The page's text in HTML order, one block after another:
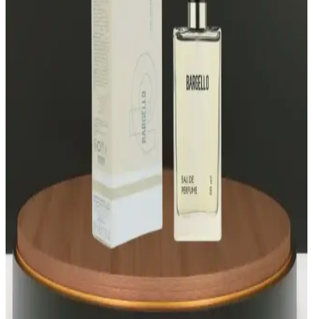
uygun seçenekler sunar. Kendi tarzınıza uygun kokuyu seçmek için
notaları ve kullanım alanlarını dikkate alın.
Aqua Di Polo 1987 Blue Erkek Parfümü – Odunsu
Ferahlık ve Gün Boyu Kalıcılık (50 ml)
Aqua Di Polo 1987 Blue erkek parfümü, odunsu yapı ve temiz üst
notlarla günlük kullanım için çok yönlü bir tercih sunar. 50 ml EDP,
kalıcı tazelik ve sportif zarafeti bir araya getirir; Capri esintileriyle
enerjik bir imza kazandırır.
Bargello Parfüm Seçim Rehberi: Farklı Koku
Türleri ve Kalıcılık Özellikleri
Bargello'nun geniş ürün yelpazesi, yüksek kalıcılık ve çeşitli koku
profilleriyle kişisel tarzınıza uygun parfüm seçiminde rehberlik eder.
Bargello Parfüm Çeşitleri ve Fiyatları: Kalite ve
Uygun Fiyat Seçenekleri
Bargello, geniş ürün yelpazesi ve kalıcı kokuları ile dikkat çeken bir
marka. Parfüm, oda kokusu ve kolonya seçenekleriyle kaliteyi